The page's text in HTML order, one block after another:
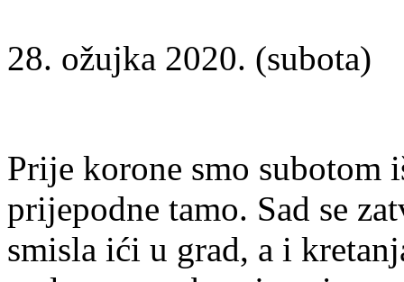
28. ožujka 2020. (subota)
Prije korone smo
prijepodne tamo. Sad se
smisla ići u grad, a i